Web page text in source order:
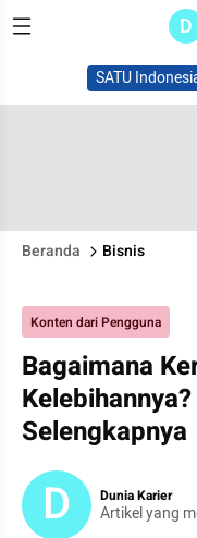
D
SATU
Beranda Bisnis
Konten dari Pengguna
Bagaimana
Selengkapnya
D Dunia Karier
Artikel yang